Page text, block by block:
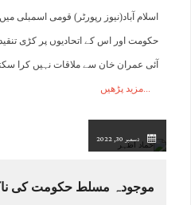
اسلام آباد(نیوز رپورٹر) قومی اسمبلی
حکومت اور اس کے اتحادیوں پر کڑی
آئی عمران خان سے ملاقات نہیں کرا
مزید پڑھیں
دسمبر 30, 2022
موجودہ مسلط حکومت کی